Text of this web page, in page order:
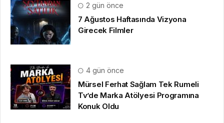
2 gün önce
7 Ağustos Haftasında Vizyona
Girecek Filmler
4 gün önce
Mürsel Ferhat Sağlam Tek Rumeli
Tv’de Marka Atölyesi Programına
Konuk Oldu